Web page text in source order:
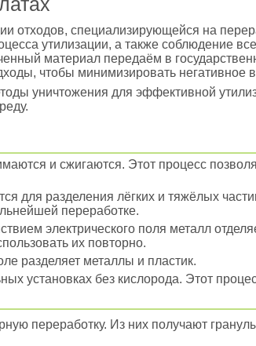
отходов, специализирующейся на
утилизации, а также соблюдение
материал передаём в
чтобы минимизировать негативное
уничтожения для эффективной
и сжигаются. Этот процесс
для разделения лёгких и тяжёлых
переработке.
электрического поля металл
их повторно.
разделяет металлы и пластик.
установках без кислорода. Этот
переработку. Из них получают